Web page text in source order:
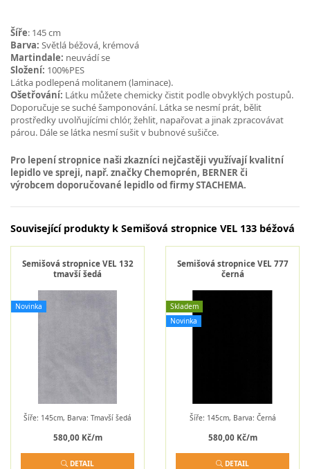
Šíře: 145 cm
Barva: Světlá béžová, krémová
Martindale: neuvádí se
Složení: 100%PES
Látka podlepená molitanem (laminace).
Ošetřování: Látku můžete chemicky čistit podle obvyklých postupů.
Doporučuje se suché šamponování. Látka se nesmí prát, bělit
prostředky uvolňujícími chlór, žehlit, napařovat a jinak zpracovávat
párou. Dále se látka nesmí sušit v bubnové sušičce.
Pro lepení stropnice naši zkazníci nejčastěji využívají kvalitní
lepidlo ve spreji, např. značky Chemoprén, BERNER či
výrobcem doporučované lepidlo od firmy STACHEMA.
Související produkty k Semišová stropnice VEL 133 béžová
Semišová stropnice VEL 132
tmavší šedá
Novinka
Šíře: 145cm, Barva: Tmavší šedá
580,00 Kč/m
DETAIL
Semišová stropnice VEL 777
černá
Skladem
Novinka
Šíře: 145cm, Barva: Černá
580,00 Kč/m
DETAIL